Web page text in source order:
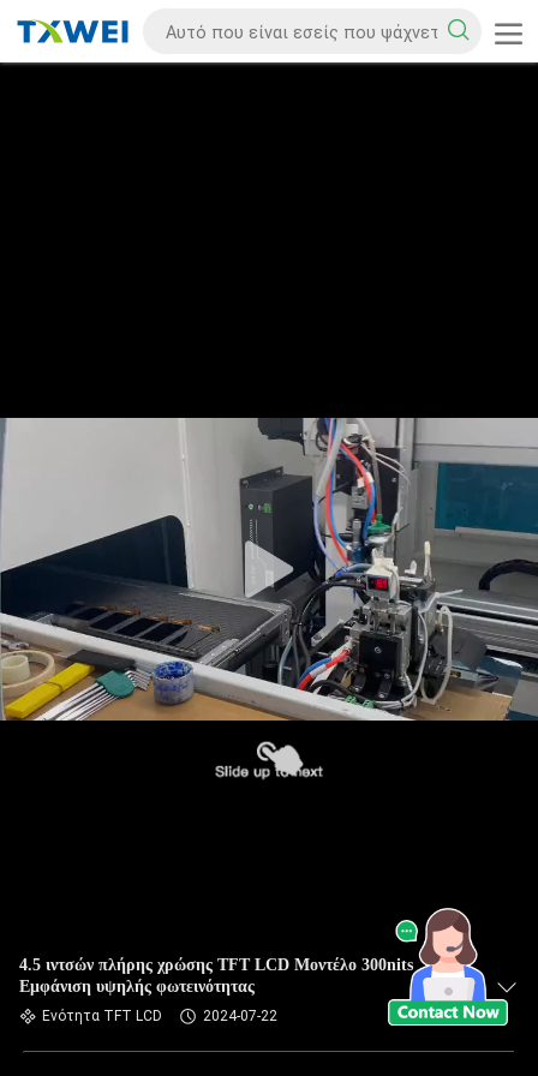
4.5 ιντσών πλήρης χρώσης TFT LCD Μοντέλο 300nits
Εμφάνιση υψηλής φωτεινότητας
Ενότητα TFT LCD 2024-07-22